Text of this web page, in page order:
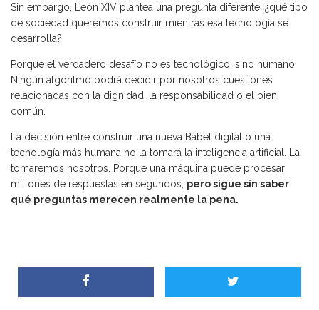
Sin embargo, León XIV plantea una pregunta diferente: ¿qué tipo
de sociedad queremos construir mientras esa tecnología se
desarrolla?
Porque el verdadero desafío no es tecnológico, sino humano.
Ningún algoritmo podrá decidir por nosotros cuestiones
relacionadas con la dignidad, la responsabilidad o el bien
común.
La decisión entre construir una nueva Babel digital o una
tecnología más humana no la tomará la inteligencia artificial. La
tomaremos nosotros. Porque una máquina puede procesar
millones de respuestas en segundos, pero sigue sin saber
qué preguntas merecen realmente la pena.